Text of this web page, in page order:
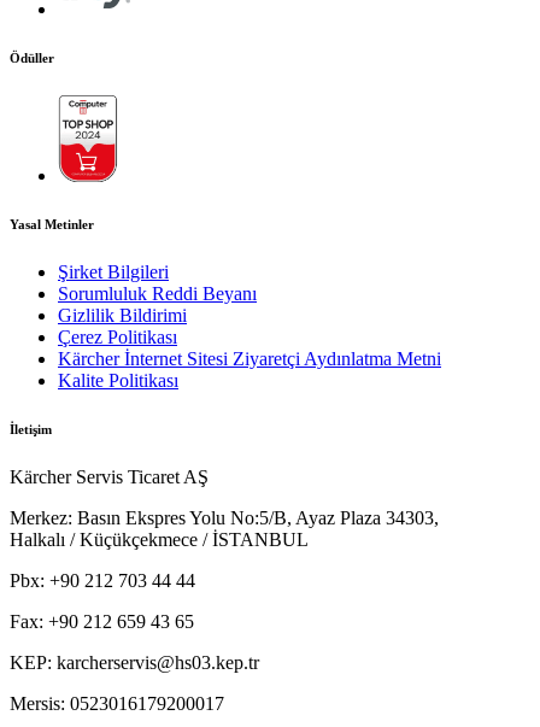
Ödüller
Yasal Metinler
Şirket Bilgileri
Sorumluluk Reddi Beyanı
Gizlilik Bildirimi
Çerez Politikası
Kärcher İnternet Sitesi Ziyaretçi Aydınlatma Metni
Kalite Politikası
İletişim
Kärcher Servis Ticaret AŞ
Merkez: Basın Ekspres Yolu No:5/B, Ayaz Plaza 34303,
Halkalı / Küçükçekmece / İSTANBUL
Pbx: +90 212 703 44 44
Fax: +90 212 659 43 65
KEP: karcherservis@hs03.kep.tr
Mersis: 0523016179200017